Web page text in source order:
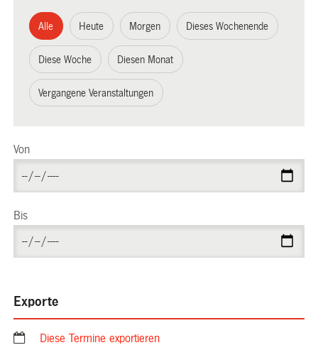
Alle Heute Morgen Dieses Wochenende
Diese Woche Diesen Monat
Vergangene Veranstaltungen
Von
Bis
Exporte
Diese Termine exportieren